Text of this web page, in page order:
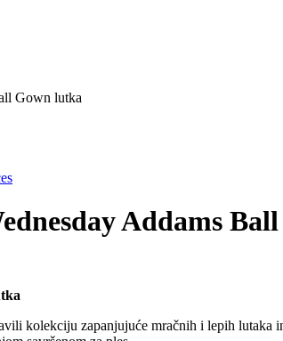
Gown lutka
Addams
kolekciju zapanjujuće mračnih i lepih